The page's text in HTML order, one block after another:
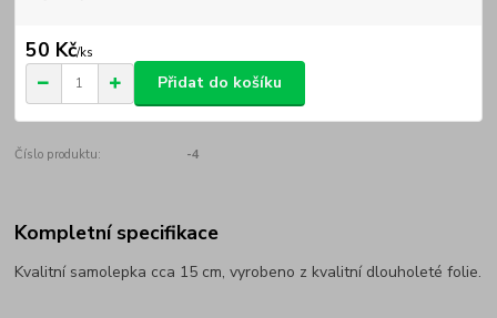
50 Kč/ks
Přidat do košíku
Číslo produktu: -4
Kompletní specifikace
Kvalitní samolepka cca 15 cm, vyrobeno z kvalitní dlouholeté folie.